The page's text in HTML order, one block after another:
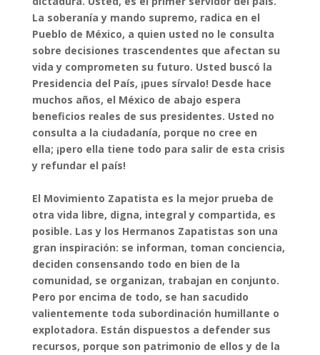
La soberanía y mando supremo, radica en el
Pueblo de México, a quien usted no le consulta
sobre decisiones trascendentes que afectan su
vida y comprometen su futuro. Usted buscó la
Presidencia del País, ¡pues sírvalo! Desde hace
muchos años, el México de abajo espera
beneficios reales de sus presidentes. Usted no
consulta a la ciudadanía, porque no cree en
ella; ¡pero ella tiene todo para salir de esta crisis
y refundar el país!
El Movimiento Zapatista es la mejor prueba de
otra vida libre, digna, integral y compartida, es
posible. Las y los Hermanos Zapatistas son una
gran inspiración: se informan, toman conciencia,
deciden consensando todo en bien de la
comunidad, se organizan, trabajan en conjunto.
Pero por encima de todo, se han sacudido
valientemente toda subordinación humillante o
explotadora. Están dispuestos a defender sus
recursos, porque son patrimonio de ellos y de la